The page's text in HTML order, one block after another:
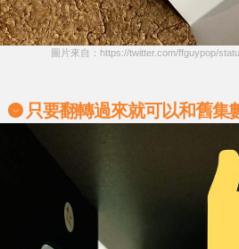
圖片來自：https://twitter.com/ffguypop/
只要翻轉過來就可以和舊集